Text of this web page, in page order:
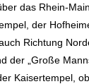
das Rhein-
der
Richtung
der „Große
Kaisertempel,